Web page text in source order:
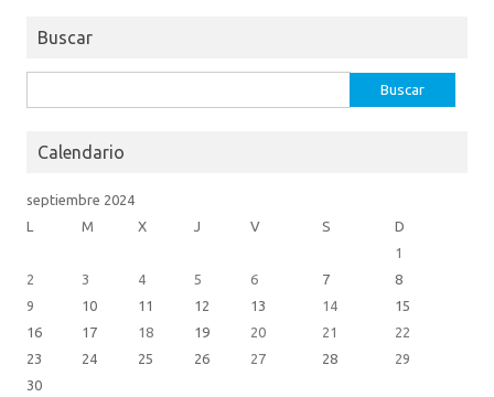
Buscar
Calendario
septiembre 2024
L
M X J V S D
1
2
3 4 5 6 7
8
9
10 11 12 13 14
15
16
17 18 19 20 21
22
23
24 25 26 27 28
29
30